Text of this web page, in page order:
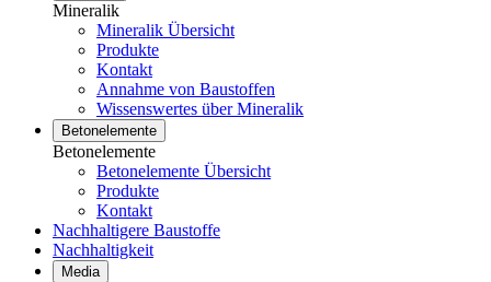
Mineralik
Mineralik Übersicht
Produkte
Kontakt
Annahme von Baustoffen
Wissenswertes über Mineralik
Betonelemente
Betonelemente
Betonelemente Übersicht
Produkte
Kontakt
Nachhaltigere Baustoffe
Nachhaltigkeit
Media